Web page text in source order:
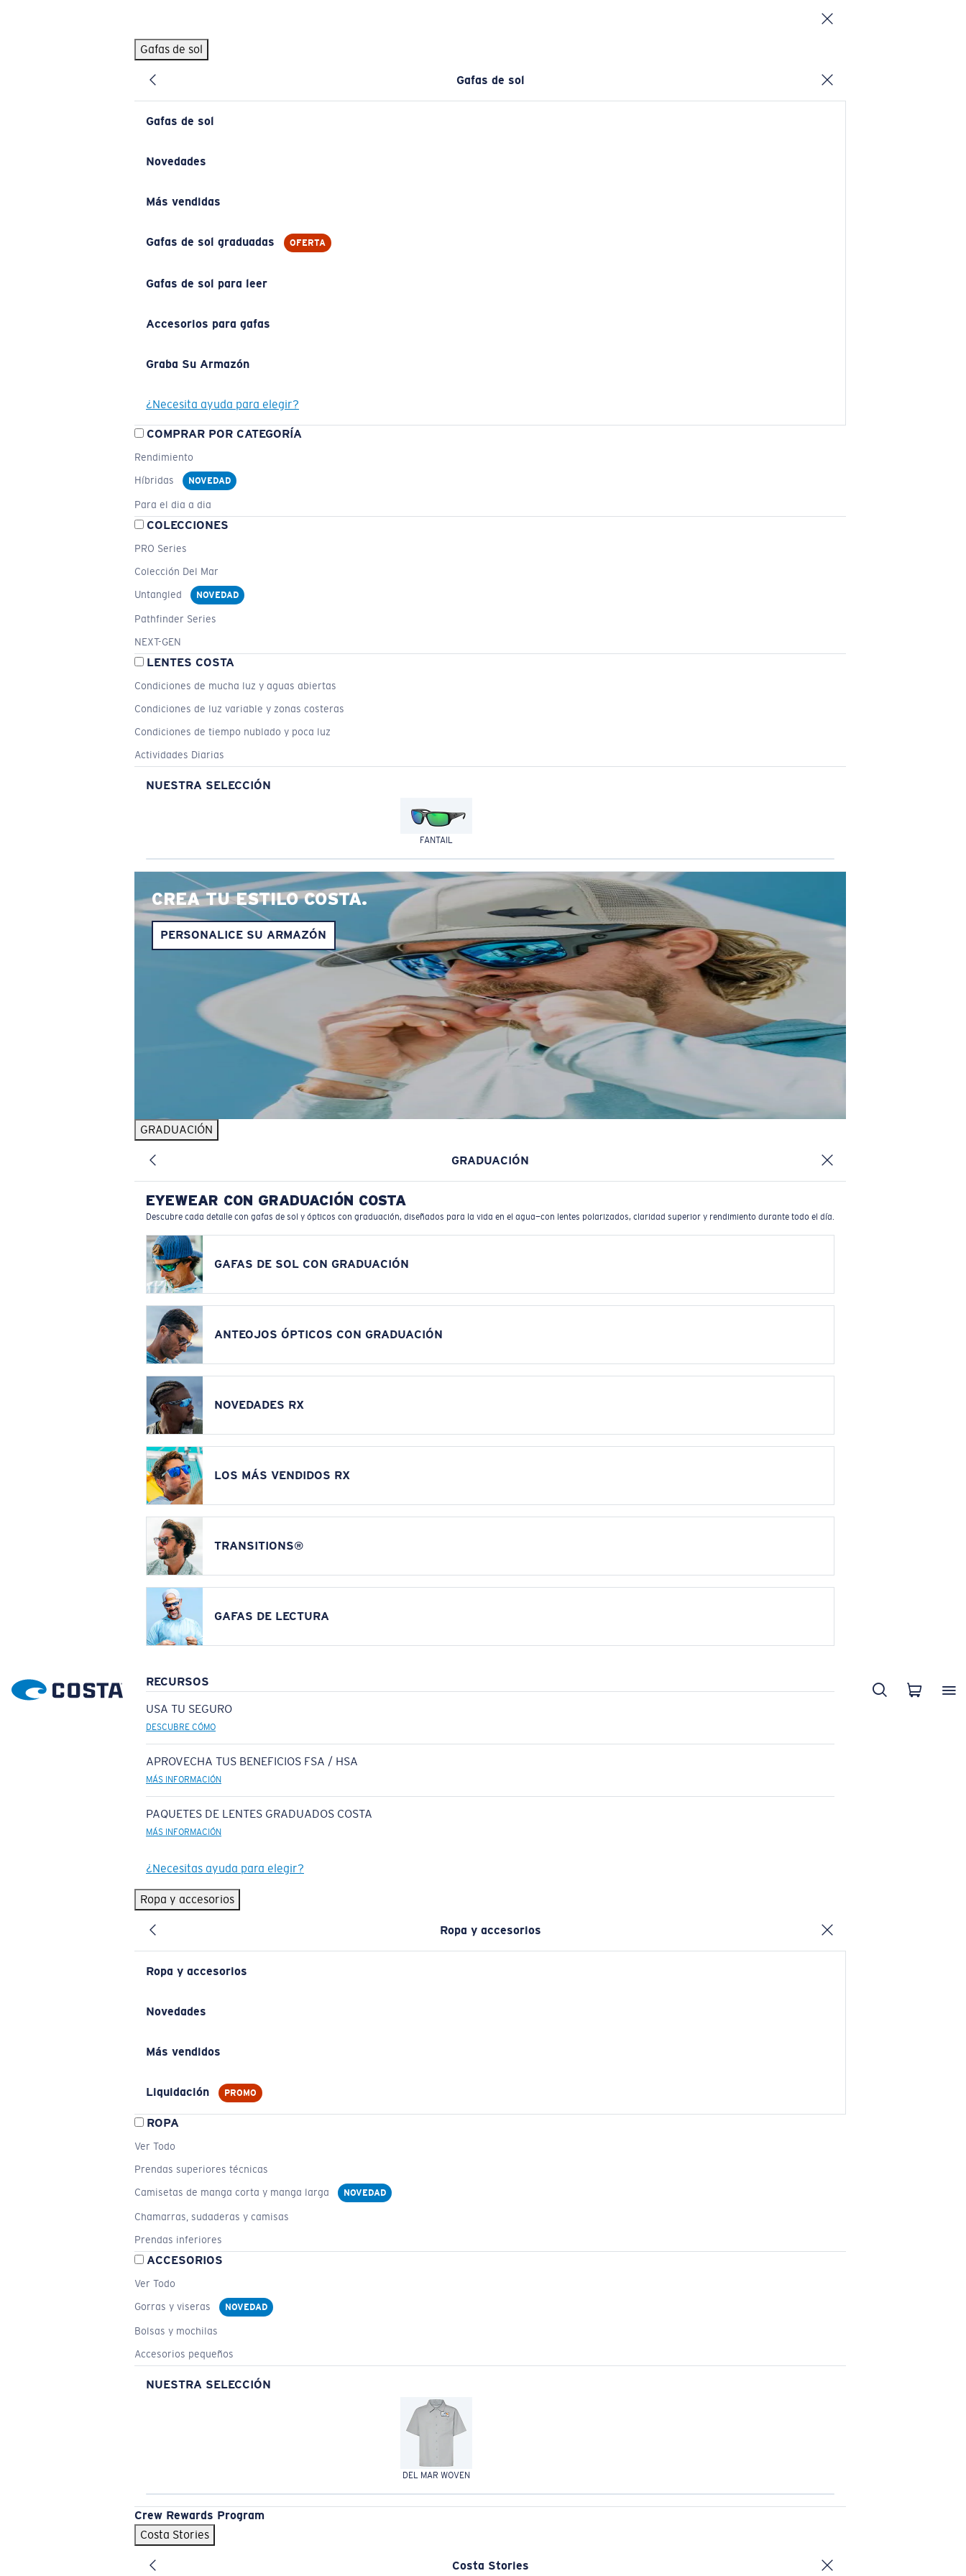
Gafas de sol
Gafas de sol
Gafas de sol
Novedades
Más vendidas
Gafas de sol graduadas OFERTA
Gafas de sol para leer
Accesorios para gafas
Graba Su Armazón
¿Necesita ayuda para elegir?
COMPRAR POR CATEGORÍA
Rendimiento
Híbridas
NOVEDAD
Para el dia a dia
COLECCIONES
PRO Series
Colección Del Mar
Untangled
NOVEDAD
Pathfinder Series
NEXT-GEN
LENTES COSTA
Condiciones de mucha luz y aguas abiertas
Condiciones de luz variable y zonas costeras
Condiciones de tiempo nublado y poca luz
Actividades Diarias
NUESTRA SELECCIÓN
FANTAIL
CREA TU ESTILO COSTA.
PERSONALICE SU ARMAZÓN
GRADUACIÓN
GRADUACIÓN
EYEWEAR CON GRADUACIÓN COSTA
Descubre cada detalle con gafas de sol y ópticos con graduación, diseñados para la vida en el agua—con lentes polarizados, claridad superior y rendimiento durante todo el día.
GAFAS DE SOL CON GRADUACIÓN
ANTEOJOS ÓPTICOS CON GRADUACIÓN
NOVEDADES RX
LOS MÁS VENDIDOS RX
TRANSITIONS®
GAFAS DE LECTURA
RECURSOS
USA TU SEGURO
DESCUBRE CÓMO
APROVECHA TUS BENEFICIOS FSA / HSA
MÁS INFORMACIÓN
PAQUETES DE LENTES GRADUADOS COSTA
MÁS INFORMACIÓN
¿Necesitas ayuda para elegir?
Ropa y accesorios
Ropa y accesorios
Ropa y accesorios
Novedades
Más vendidos
Liquidación PROMO
ROPA
Ver Todo
Prendas superiores técnicas
Camisetas de manga corta y manga larga
NOVEDAD
Chamarras, sudaderas y camisas
Prendas inferiores
ACCESORIOS
Ver Todo
Gorras y viseras
NOVEDAD
Bolsas y mochilas
Accesorios pequeños
NUESTRA SELECCIÓN
DEL MAR WOVEN
Crew Rewards Program
Costa Stories
Costa Stories
BÚSQUEDAS POPULARES
Pilothouse PRO Limited Edition Pack
Gafas de sol personalizadas
Los más vendidos de gafas de sol